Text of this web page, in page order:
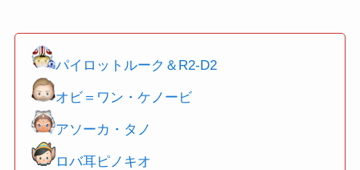
パイロットルーク＆R2-D2
オビ＝ワン・ケノービ
アソーカ・タノ
ロバ耳ピノキオ